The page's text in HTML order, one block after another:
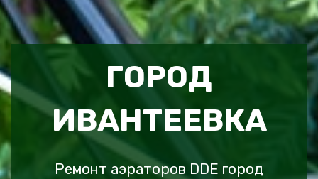
ГОРОД
ИВАНТЕЕВКА
Ремонт аэраторов DDE город